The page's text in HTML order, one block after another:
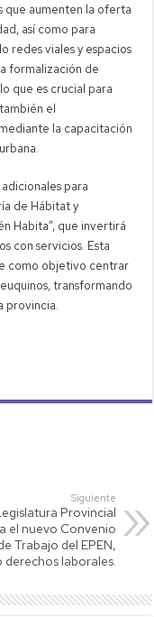
que aumenten la oferta
así como para
redes viales y espacios
formalización de
que es crucial para
el
la capacitación
para
de Hábitat y
Habita”, que invertirá
con servicios. Esta
como objetivo centrar
transformando
provincia.
Siguiente
Provincial
el nuevo Convenio
Trabajo del EPEN,
derechos laborales.